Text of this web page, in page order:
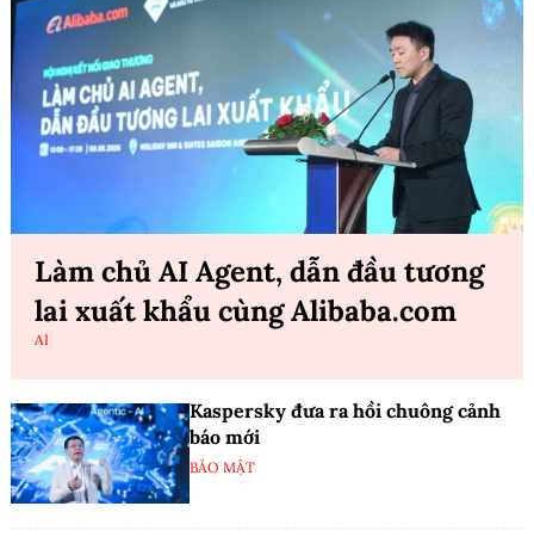
Làm chủ AI Agent, dẫn đầu tương
lai xuất khẩu cùng Alibaba.com
AI
Kaspersky đưa ra hồi chuông cảnh
báo mới
BẢO MẬT